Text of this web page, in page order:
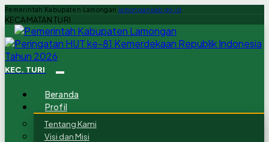
Pemerintah Kabupaten Lamongan lamongankab.go.id
KECAMATAN TURI
KEC. TURI
Beranda
Profil
Tentang Kami
Visi dan Misi